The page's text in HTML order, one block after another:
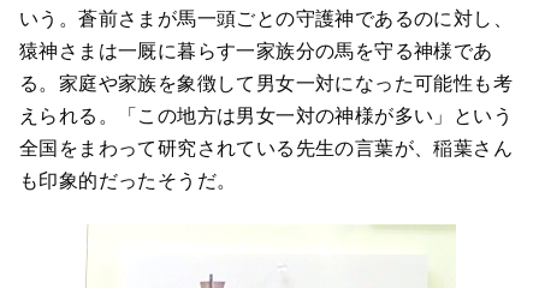
いう。蒼前さまが馬一頭ごとの守護神であるのに対し、
猿神さまは一厩に暮らす一家族分の馬を守る神様であ
る。家庭や家族を象徴して男女一対になった可能性も考
えられる。「この地方は男女一対の神様が多い」という
全国をまわって研究されている先生の言葉が、稲葉さん
も印象的だったそうだ。